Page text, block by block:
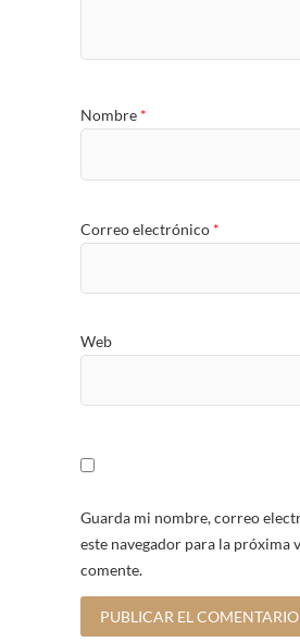
Nombre *
Correo electrónico *
Web
Guarda mi nombre, correo
este navegador para la próxima
comente.